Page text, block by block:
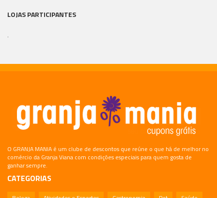
LOJAS PARTICIPANTES
.
O GRANJA MANIA é um clube de descontos que reúne o que há de melhor no
comércio da Granja Viana com condições especiais para quem gosta de
ganhar sempre.
CATEGORIAS